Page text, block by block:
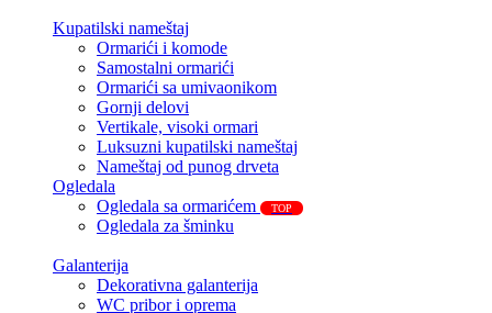
Kupatilski nameštaj
Ormarići i komode
Samostalni ormarići
Ormarići sa umivaonikom
Gornji delovi
Vertikale, visoki ormari
Luksuzni kupatilski nameštaj
Nameštaj od punog drveta
Ogledala
Ogledala sa ormarićem
TOP
Ogledala za šminku
Galanterija
Dekorativna galanterija
WC pribor i oprema